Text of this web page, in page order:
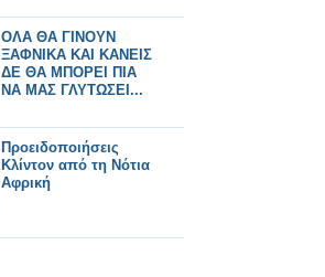
ΟΛΑ ΘΑ ΓΙΝΟΥΝ
ΞΑΦΝΙΚΑ ΚΑΙ ΚΑΝΕΙΣ
ΔΕ ΘΑ ΜΠΟΡΕΙ ΠΙΑ
ΝΑ ΜΑΣ ΓΛΥΤΩΣΕΙ...
Προειδοποιήσεις
Κλίντον από τη Νότια
Αφρική